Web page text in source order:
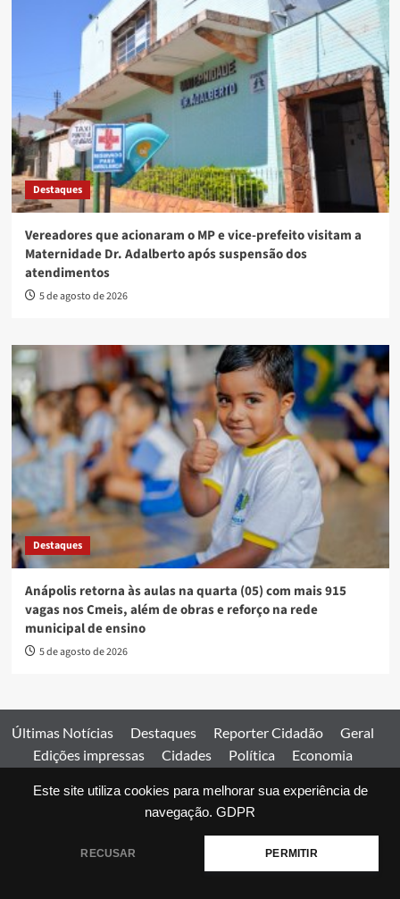
Este site utiliza cookies para melhorar sua experiência de
navegação. GDPR
RECUSAR PERMITIR
Destaques
Vereadores que acionaram o MP e vice-prefeito visitam a
Maternidade Dr. Adalberto após suspensão dos
atendimentos
5 de agosto de 2026
Destaques
Anápolis retorna às aulas na quarta (05) com mais 915
vagas nos Cmeis, além de obras e reforço na rede
municipal de ensino
5 de agosto de 2026
Últimas Notícias Destaques Reporter Cidadão
Geral
Edições impressas
Cidades Política
Economia
Comercial
Edições impressas Expediente Home
© 2026 Jornal Estado de Goiás. Todos os direitos reservados.
by AF themes.